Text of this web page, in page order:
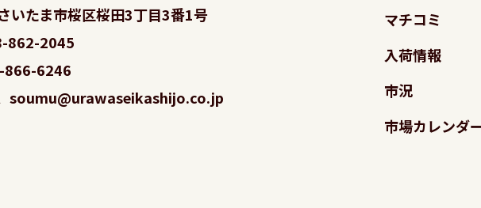
いたま市桜区桜田3丁目3番1号
862-2045
866-6246
soumu@urawaseikashijo.co.jp
マチコミ
入荷情報
市況
市場カレンダ